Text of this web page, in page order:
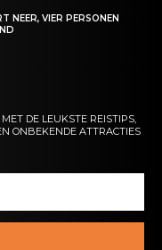
NEER, VIER PERSONEN
DE LEUKSTE REISTIPS,
ONBEKENDE ATTRACTIES